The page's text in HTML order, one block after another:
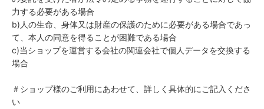
力する必要がある場合
b)人の生命、身体又は財産の保護のために必要がある場合であっ
て、本人の同意を得ることが困難である場合
c)当ショップを運営する会社の関連会社で個人データを交換する
場合
＃ショップ様のご利用にあわせて、詳しく具体的にご記入くださ
い